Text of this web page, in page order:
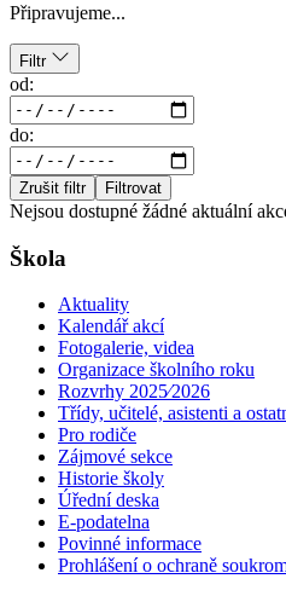
Připravujeme...
Filtr
od:
do:
Zrušit filtr Filtrovat
Nejsou dostupné žádné aktuální
Škola
Aktuality
Kalendář akcí
Fotogalerie, videa
Organizace školního roku
Rozvrhy 2025⁄2026
Třídy, učitelé, asistenti a
Pro rodiče
Zájmové sekce
Historie školy
Úřední deska
E-podatelna
Povinné informace
Prohlášení o ochraně